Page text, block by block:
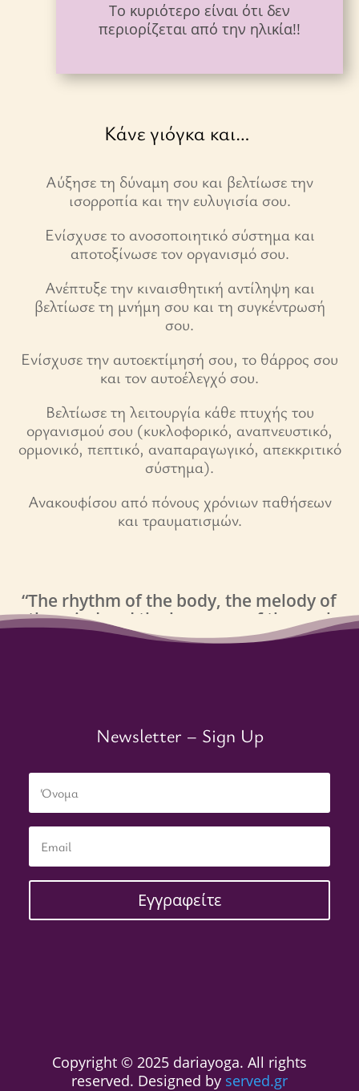
Το κυριότερο είναι ότι δεν
περιορίζεται από την ηλικία!!
Κάνε γιόγκα και…
Αύξησε τη δύναμη σου και βελτίωσε την
ισορροπία και την ευλυγισία σου.
Ενίσχυσε το ανοσοποιητικό σύστημα και
αποτοξίνωσε τον οργανισμό σου.
Ανέπτυξε την κιναισθητική αντίληψη και
βελτίωσε τη μνήμη σου και τη συγκέντρωσή
σου.
Ενίσχυσε την αυτοεκτίμησή σου, το θάρρος σου
και τον αυτοέλεγχό σου.
Βελτίωσε τη λειτουργία κάθε πτυχής του
οργανισμού σου (κυκλοφορικό, αναπνευστικό,
ορμονικό, πεπτικό, αναπαραγωγικό, απεκκριτικό
σύστημα).
Ανακουφίσου από πόνους χρόνιων παθήσεων
και τραυματισμών.
“The rhythm of the body, the melody of
the mind and the harmony of the soul
create the symphony of life”
Newsletter – Sign Up
Εγγραφείτε
Copyright © 2025 dariayoga. All rights
reserved. Designed by served.gr